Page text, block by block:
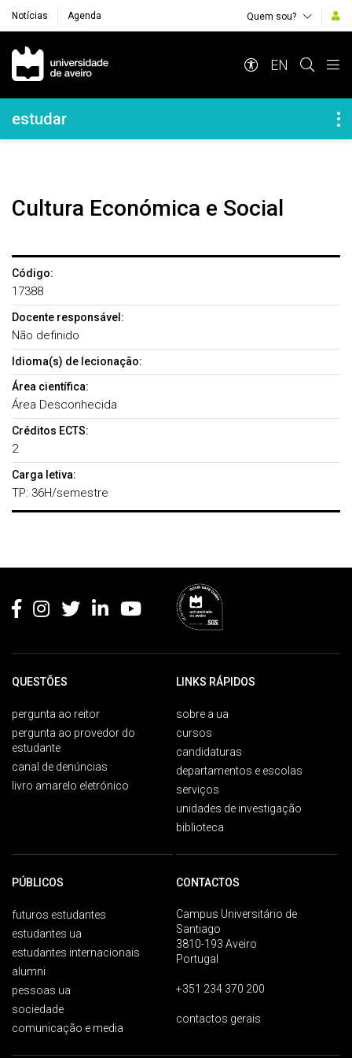
Notícias Agenda Quem sou?
Navegação Principal
EN
Navegação Lateral
estudar
Cultura Económica e Social
Código:
17388
Docente responsável:
Não definido
Idioma(s) de lecionação:
Área científica:
Área Desconhecida
Créditos ECTS:
2
Carga letiva:
TP: 36H/semestre
QUESTÕES
pergunta ao reitor
pergunta ao provedor do
estudante
canal de denúncias
livro amarelo eletrónico
LINKS RÁPIDOS
sobre a ua
cursos
candidaturas
departamentos e escolas
serviços
unidades de investigação
biblioteca
PÚBLICOS
futuros estudantes
estudantes ua
estudantes internacionais
alumni
pessoas ua
sociedade
comunicação e media
CONTACTOS
Campus Universitário de
Santiago
3810-193 Aveiro
Portugal
+351 234 370 200
contactos gerais